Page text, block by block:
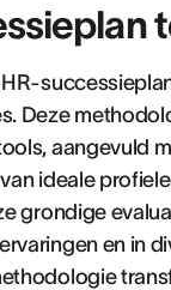
Deze
aangevuld
ideale
grondige
en in